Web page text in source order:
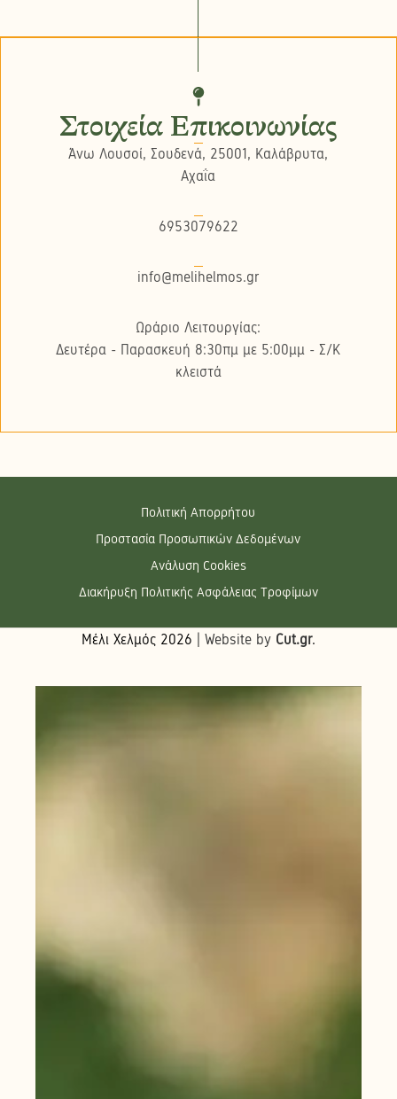
Στοιχεία Επικοινωνίας
Άνω Λουσοί, Σουδενά, 25001, Καλάβρυτα,
Αχαΐα
6953079622
info@melihelmos.gr
Ωράριο Λειτουργίας:
Δευτέρα - Παρασκευή 8:30πμ με 5:00μμ - Σ/K
κλειστά
Πολιτική Απορρήτου
Προστασία Προσωπικών Δεδομένων
Ανάλυση Cookies
Διακήρυξη Πολιτικής Ασφάλειας Τροφίμων
Μέλι Χελμός 2026 | Website by Cut.gr.